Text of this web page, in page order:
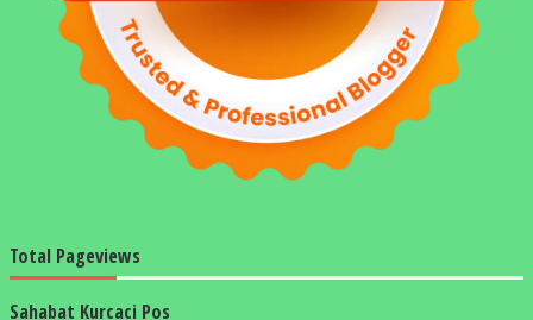
Total Pageviews
Sahabat Kurcaci Pos